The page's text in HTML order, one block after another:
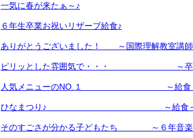
一気に春が来たぁ～♪
６年生卒業お祝いリザーブ給食♪
ありがとうございました！ ～国際理解教室講師
ピリッとした雰囲気で・・・ ～卒業
人気メニューのNO.１ ～給食
ひなまつり♪ ～給食
そのすごさが分かる子どもたち ～